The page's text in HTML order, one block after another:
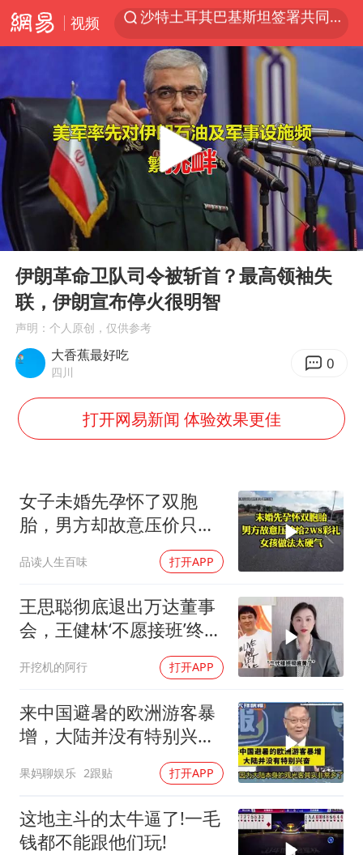
视频
泉州市委书记张毅恭被查
“电影+”如何激发千亿级消费新活力？
台风白海豚实时路径
陈垣宇0-3张禹珍 国乒男单全军覆没
中巨芯：上半年归母净利润1405.77万元
中国女篮70-67险胜尼日利亚女篮
名创优品回应女子吐槽内裤质量差
胜宏科技：股票交易异常波动
秋天的第一杯奶茶到底有多火
国防部：中国军队坚决反制任何闹海挑衅图谋
百花奖开幕式
东航：国内客票提前14天免费退改
我国外贸延续良好增长态势
“新疆阿勒泰八月能滑雪”不实
日本试射“战斧”导弹，国防部回应
Play
09:35
伊朗革命卫队司令被斩首？最高领袖失
联，伊朗宣布停火很明智
声明：个人原创，仅供参考
大香蕉最好吃
四川 0
打开网易新闻 体验效果更佳
女子未婚先孕怀了双胞
胎，男方却故意压价只给
品读人生百味 打开APP
王思聪彻底退出万达董事
会，王健林‘不愿接班’终究
开挖机的阿行 打开APP
来中国避暑的欧洲游客暴
增，大陆并没有特别兴
果妈聊娱乐 2跟贴 打开APP
这地主斗的太牛逼了!一毛
钱都不能跟他们玩!